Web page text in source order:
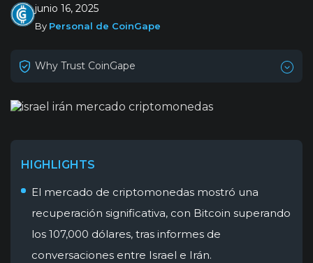
junio 16, 2025
By Personal de CoinGape
Why Trust CoinGape
HIGHLIGHTS
El mercado de criptomonedas mostró una
recuperación significativa, con Bitcoin superando
los 107,000 dólares, tras informes de
conversaciones entre Israel e Irán.